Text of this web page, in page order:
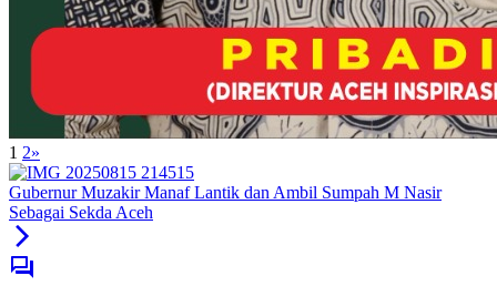
1 2»
Gubernur Muzakir Manaf Lantik dan Ambil Sumpah M Nasir
Sebagai Sekda Aceh